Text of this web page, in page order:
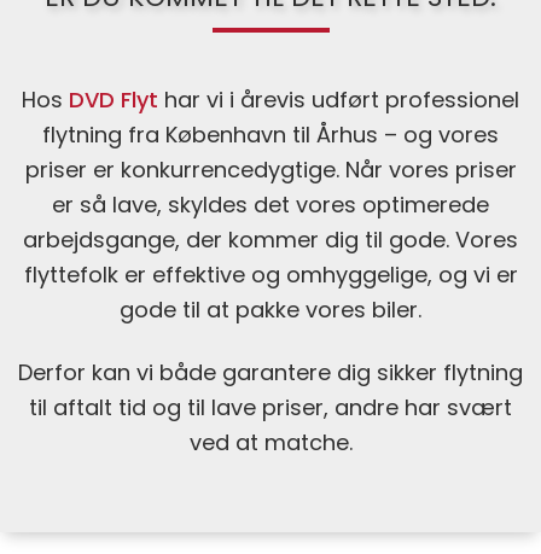
Hos DVD Flyt har vi i årevis udført professionel
flytning fra København til Århus – og vores
priser er konkurrencedygtige.Når vores priser
er så lave, skyldes det vores optimerede
arbejdsgange, der kommer dig til gode. Vores
flyttefolk er effektive og omhyggelige, og vi er
gode til at pakke vores biler.
Derfor kan vi både garantere dig sikker flytning
til aftalt tid og til lave priser, andre har svært
ved at matche.